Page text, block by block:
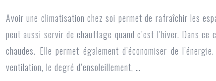
Avoir une climatisation chez soi permet de rafraîchir les
peut aussi servir de chauffage quand c’est l’hiver. Dans
chaudes. Elle permet également d’économiser de
ventilation, le degré d’ensoleillement, …